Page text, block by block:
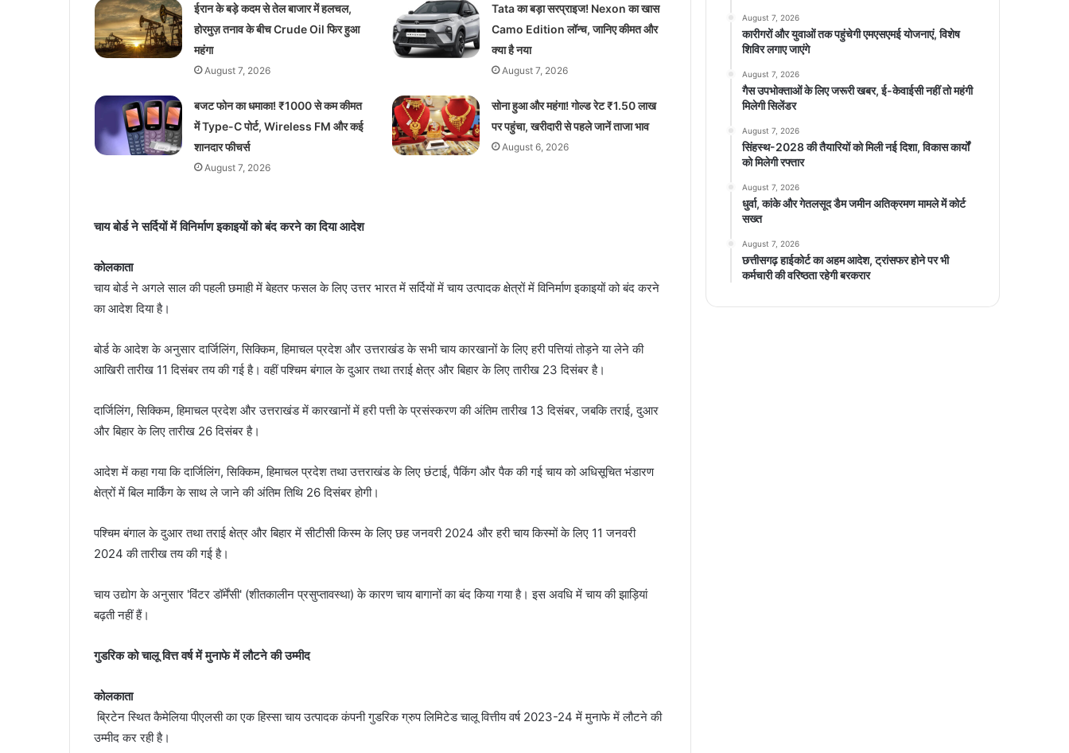
ईरान के बड़े कदम से तेल बाजार में हलचल,
होरमुज़ तनाव के बीच Crude Oil फिर हुआ
महंगा
August 7, 2026
Tata का बड़ा सरप्राइज! Nexon का खास
Camo Edition लॉन्च, जानिए कीमत और
क्या है नया
August 7, 2026
बजट फोन का धमाका! ₹1000 से कम कीमत
में Type-C पोर्ट, Wireless FM और कई
शानदार फीचर्स
August 7, 2026
सोना हुआ और महंगा! गोल्ड रेट ₹1.50 लाख
पर पहुंचा, खरीदारी से पहले जानें ताजा भाव
August 6, 2026
चाय बोर्ड ने सर्दियों में विनिर्माण इकाइयों को बंद करने का दिया आदेश
कोलकाता
चाय बोर्ड ने अगले साल की पहली छमाही में बेहतर फसल के लिए उत्तर भारत में सर्दियों में चाय उत्पादक क्षेत्रों में विनिर्माण इकाइयों को बंद करने
का आदेश दिया है।
बोर्ड के आदेश के अनुसार दार्जिलिंग, सिक्किम, हिमाचल प्रदेश और उत्तराखंड के सभी चाय कारखानों के लिए हरी पत्तियां तोड़ने या लेने की
आखिरी तारीख 11 दिसंबर तय की गई है। वहीं पश्चिम बंगाल के दुआर तथा तराई क्षेत्र और बिहार के लिए तारीख 23 दिसंबर है।
दार्जिलिंग, सिक्किम, हिमाचल प्रदेश और उत्तराखंड में कारखानों में हरी पत्ती के प्रसंस्करण की अंतिम तारीख 13 दिसंबर, जबकि तराई, दुआर
और बिहार के लिए तारीख 26 दिसंबर है।
आदेश में कहा गया कि दार्जिलिंग, सिक्किम, हिमाचल प्रदेश तथा उत्तराखंड के लिए छंटाई, पैकिंग और पैक की गई चाय को अधिसूचित भंडारण
क्षेत्रों में बिल मार्किंग के साथ ले जाने की अंतिम तिथि 26 दिसंबर होगी।
पश्चिम बंगाल के दुआर तथा तराई क्षेत्र और बिहार में सीटीसी किस्म के लिए छह जनवरी 2024 और हरी चाय किस्मों के लिए 11 जनवरी
2024 की तारीख तय की गई है।
चाय उद्योग के अनुसार 'विंटर डॉर्मेंसी' (शीतकालीन प्रसुप्तावस्था) के कारण चाय बागानों का बंद किया गया है। इस अवधि में चाय की झाड़ियां
बढ़ती नहीं हैं।
गुडरिक को चालू वित्त वर्ष में मुनाफे में लौटने की उम्मीद
कोलकाता
ब्रिटेन स्थित कैमेलिया पीएलसी का एक हिस्सा चाय उत्पादक कंपनी गुडरिक ग्रुप लिमिटेड चालू वित्तीय वर्ष 2023-24 में मुनाफे में लौटने की
उम्मीद कर रही है।
August 7, 2026
कारीगरों और युवाओं तक पहुंचेगी एमएसएमई योजनाएं, विशेष
शिविर लगाए जाएंगे
August 7, 2026
गैस उपभोक्ताओं के लिए जरूरी खबर, ई-केवाईसी नहीं तो महंगी
मिलेगी सिलेंडर
August 7, 2026
सिंहस्थ-2028 की तैयारियों को मिली नई दिशा, विकास कार्यों
को मिलेगी रफ्तार
August 7, 2026
धुर्वा, कांके और गेतलसूद डैम जमीन अतिक्रमण मामले में कोर्ट
सख्त
August 7, 2026
छत्तीसगढ़ हाईकोर्ट का अहम आदेश, ट्रांसफर होने पर भी
कर्मचारी की वरिष्ठता रहेगी बरकरार